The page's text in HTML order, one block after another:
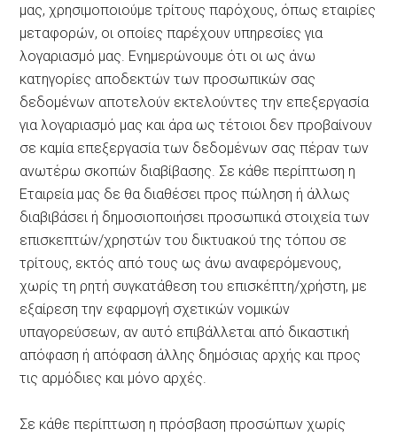
μας, χρησιμοποιούμε τρίτους παρόχους, όπως εταιρίες
μεταφορών, οι οποίες παρέχουν υπηρεσίες για
λογαριασμό μας. Ενημερώνουμε ότι οι ως άνω
κατηγορίες αποδεκτών των προσωπικών σας
δεδομένων αποτελούν εκτελούντες την επεξεργασία
για λογαριασμό μας και άρα ως τέτοιοι δεν προβαίνουν
σε καμία επεξεργασία των δεδομένων σας πέραν των
ανωτέρω σκοπών διαβίβασης. Σε κάθε περίπτωση η
Εταιρεία μας δε θα διαθέσει προς πώληση ή άλλως
διαβιβάσει ή δημοσιοποιήσει προσωπικά στοιχεία των
επισκεπτών/χρηστών του δικτυακού της τόπου σε
τρίτους, εκτός από τους ως άνω αναφερόμενους,
χωρίς τη ρητή συγκατάθεση του επισκέπτη/χρήστη, με
εξαίρεση την εφαρμογή σχετικών νομικών
υπαγορεύσεων, αν αυτό επιβάλλεται από δικαστική
απόφαση ή απόφαση άλλης δημόσιας αρχής και προς
τις αρμόδιες και μόνο αρχές.
Σε κάθε περίπτωση η πρόσβαση προσώπων χωρίς